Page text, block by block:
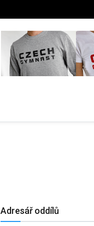
Adresář oddílů